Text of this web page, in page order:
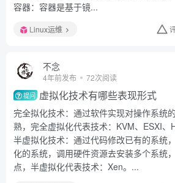
容器：容器是基于镜...
Linux运维
不念
4年前发布 72次阅读
提问 虚拟化技术有哪些表现形式
完全拟化技术：通过软件实现对操作系统
熟，完全虚拟化代表技术：KVM、ESXI、
半虚拟化技术：通过代码修改已有的系统
化的系统，调用硬件资源去安装多个系统
点，半虚拟化代表技术：Xen。...